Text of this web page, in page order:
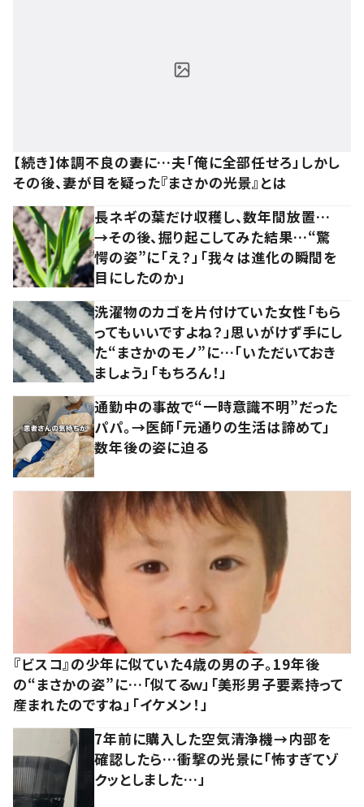
【続き】体調不良の妻に…夫「俺に全部任せろ」しかし
その後、妻が目を疑った『まさかの光景』とは
長ネギの葉だけ収穫し、数年間放置…
→その後、掘り起こしてみた結果…“驚
愕の姿”に「え？」「我々は進化の瞬間を
目にしたのか」
洗濯物のカゴを片付けていた女性「もら
ってもいいですよね？」思いがけず手にし
た“まさかのモノ”に…「いただいておき
ましょう」「もちろん！」
通勤中の事故で“一時意識不明”だった
パパ。→医師「元通りの生活は諦めて」
数年後の姿に迫る
『ビスコ』の少年に似ていた4歳の男の子。19年後
の“まさかの姿”に…「似てるｗ」「美形男子要素持って
産まれたのですね」「イケメン！」
7年前に購入した空気清浄機→内部を
確認したら…衝撃の光景に「怖すぎてゾ
クッとしました…」